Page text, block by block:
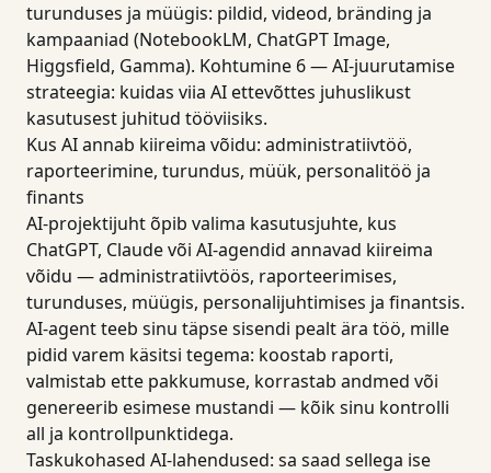
turunduses ja müügis: pildid, videod, bränding ja
kampaaniad (NotebookLM, ChatGPT Image,
Higgsfield, Gamma). Kohtumine 6 — AI-juurutamise
strateegia: kuidas viia AI ettevõttes juhuslikust
kasutusest juhitud tööviisiks.
Kus AI annab kiireima võidu: administratiivtöö,
raporteerimine, turundus, müük, personalitöö ja
finants
AI-projektijuht õpib valima kasutusjuhte, kus
ChatGPT, Claude või AI-agendid annavad kiireima
võidu — administratiivtöös, raporteerimises,
turunduses, müügis, personalijuhtimises ja finantsis.
AI-agent teeb sinu täpse sisendi pealt ära töö, mille
pidid varem käsitsi tegema: koostab raporti,
valmistab ette pakkumuse, korrastab andmed või
genereerib esimese mustandi — kõik sinu kontrolli
all ja kontrollpunktidega.
Taskukohased AI-lahendused: sa saad sellega ise